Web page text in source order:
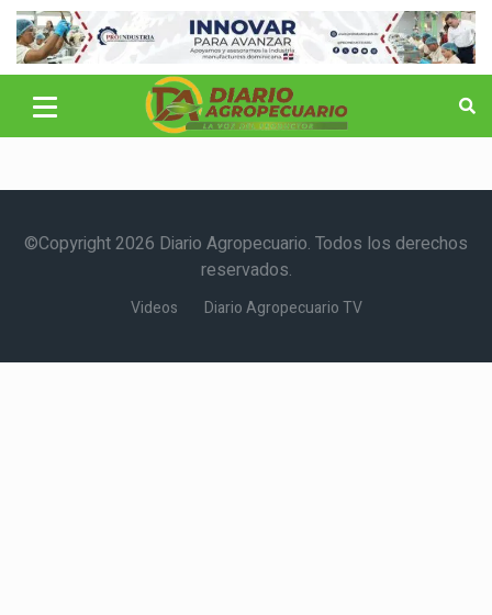
©Copyright 2026 Diario Agropecuario. Todos los derechos
reservados.
Videos Diario Agropecuario TV